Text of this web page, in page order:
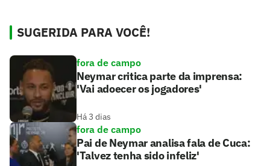
SUGERIDA PARA VOCÊ!
fora de campo
Neymar critica parte da imprensa:
'Vai adoecer os jogadores'
Há 3 dias
fora de campo
Pai de Neymar analisa fala de Cuca:
'Talvez tenha sido infeliz'